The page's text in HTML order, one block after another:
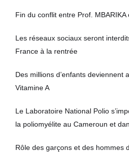
Fin du conflit entre Prof. MBARIKA
Les réseaux sociaux seront
France à la rentrée
Des millions d’enfants deviennent
Vitamine A
Le Laboratoire National Polio
la poliomyélite au Cameroun et
Rôle des garçons et des hommes